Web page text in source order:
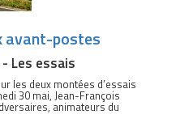
avant-postes
Les essais
les deux montées d’essais
30 mai, Jean-François
animateurs du